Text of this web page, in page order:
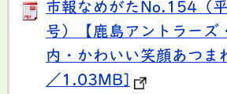
市報なめがたNo.154（
号）【鹿島アントラーズ
内・かわいい笑顔あつま
／1.03MB]